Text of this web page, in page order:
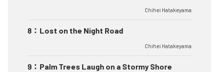
Chihei Hatakeyama
8 ： Lost on the Night Road
Chihei Hatakeyama
9 ： Palm Trees Laugh on a Stormy Shore